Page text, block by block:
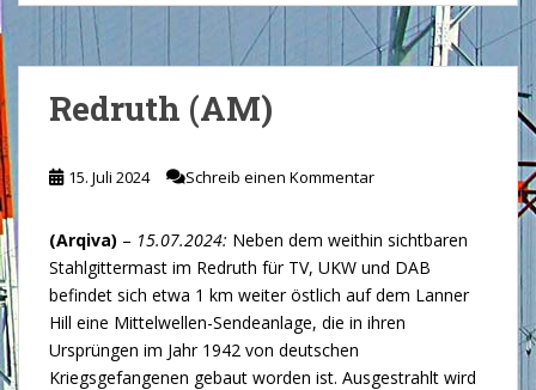
Redruth (AM)
15. Juli 2024 Schreib einen Kommentar
(Arqiva) – 15.07.2024: Neben dem weithin sichtbaren
Stahlgittermast im Redruth für TV, UKW und DAB
befindet sich etwa 1 km weiter östlich auf dem Lanner
Hill eine Mittelwellen-Sendeanlage, die in ihren
Ursprüngen im Jahr 1942 von deutschen
Kriegsgefangenen gebaut worden ist. Ausgestrahlt wird